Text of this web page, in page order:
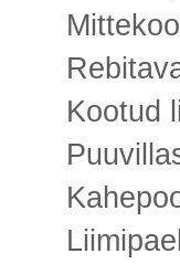
Kootud